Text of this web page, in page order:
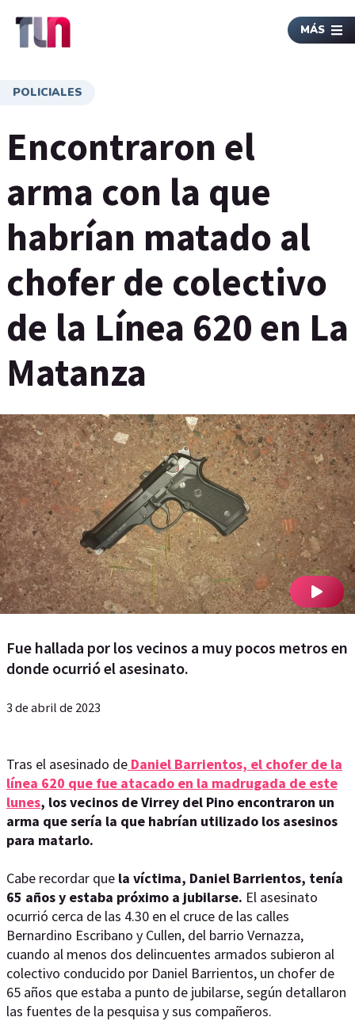
MÁS
POLICIALES
Encontraron el
arma con la que
habrían matado al
chofer de colectivo
de la Línea 620 en La
Matanza
Fue hallada por los vecinos a muy pocos metros en
donde ocurrió el asesinato.
3 de abril de 2023
Tras el asesinado de Daniel Barrientos, el chofer de la
línea 620 que fue atacado en la madrugada de este
lunes, los vecinos de Virrey del Pino encontraron un
arma que sería la que habrían utilizado los asesinos
para matarlo.
Cabe recordar que la víctima, Daniel Barrientos, tenía
65 años y estaba próximo a jubilarse. El asesinato
ocurrió cerca de las 4.30 en el cruce de las calles
Bernardino Escribano y Cullen, del barrio Vernazza,
cuando al menos dos delincuentes armados subieron al
colectivo conducido por Daniel Barrientos, un chofer de
65 años que estaba a punto de jubilarse, según detallaron
las fuentes de la pesquisa y sus compañeros.